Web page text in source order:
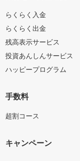
らくらく入金
らくらく出金
残高表示サービス
投資あんしんサービス
ハッピープログラム
手数料
超割コース
キャンペーン